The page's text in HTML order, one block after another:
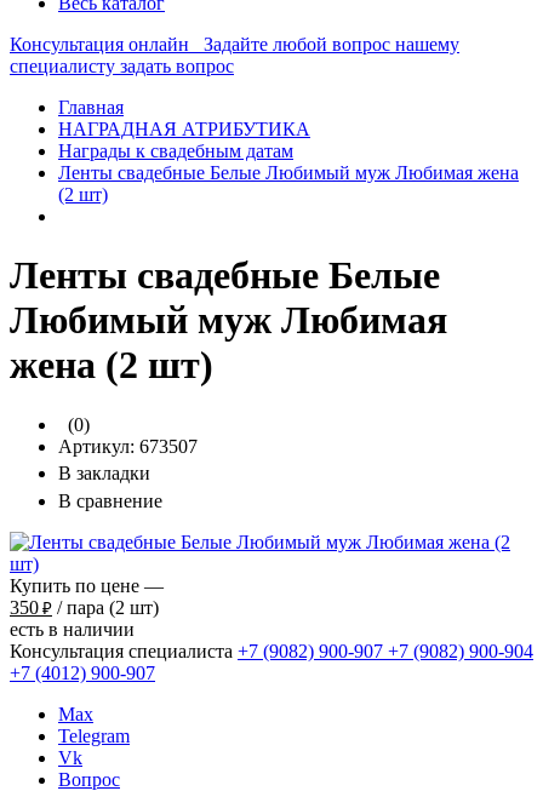
Консультация онлайн
Задайте любой вопрос нашему
специалисту задать вопрос
Главная
НАГРАДНАЯ АТРИБУТИКА
Награды к свадебным датам
Ленты свадебные Белые Любимый муж Любимая жена
(2 шт)
Ленты свадебные Белые
Любимый муж Любимая
жена (2 шт)
(0)
Артикул: 673507
В закладки
В сравнение
Купить по цене —
350 ₽ / пара (2 шт)
есть в наличии
Консультация специалиста +7 (9082) 900-907 +7 (9082) 900-904
+7 (4012) 900-907
Max
Telegram
Vk
Вопрос